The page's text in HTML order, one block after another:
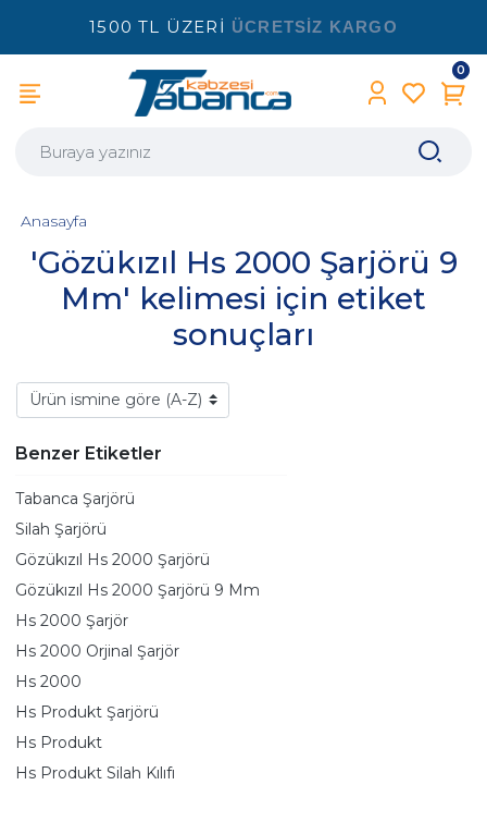
1500 TL ÜZERİ ÜCRETSİZ KARGO
0
'Gözükızıl Hs 2000 Şarjörü 9
Mm' kelimesi için etiket
sonuçları
Anasayfa
Benzer Etiketler
Tabanca Şarjörü
Silah Şarjörü
Gözükızıl Hs 2000 Şarjörü
Gözükızıl Hs 2000 Şarjörü 9 Mm
Hs 2000 Şarjör
Hs 2000 Orjinal Şarjör
Hs 2000
Hs Produkt Şarjörü
Hs Produkt
Hs Produkt Silah Kılıfı